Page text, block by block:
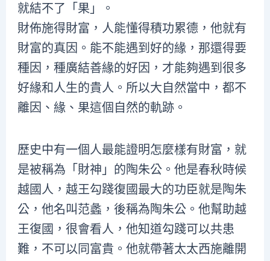
就結不了「果」。
財佈施得財富，人能懂得積功累德，他就有
財富的真因。能不能遇到好的緣，那還得要
種因，種廣結善緣的好因，才能夠遇到很多
好緣和人生的貴人。所以大自然當中，都不
離因、緣、果這個自然的軌跡。
歷史中有一個人最能證明怎麼樣有財富，就
是被稱為「財神」的陶朱公。他是春秋時候
越國人，越王勾踐復國最大的功臣就是陶朱
公，他名叫范蠡，後稱為陶朱公。他幫助越
王復國，很會看人，他知道勾踐可以共患
難，不可以同富貴。他就帶著太太西施離開